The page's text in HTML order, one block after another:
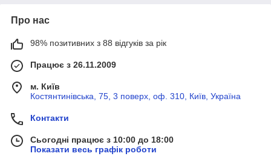
Про нас
98% позитивних з 88 відгуків за рік
Працює з 26.11.2009
м. Київ
Костянтинівська, 75, 3 поверх, оф. 310, Київ, Україна
Контакти
Сьогодні працює з 10:00 до 18:00
Показати весь графік роботи